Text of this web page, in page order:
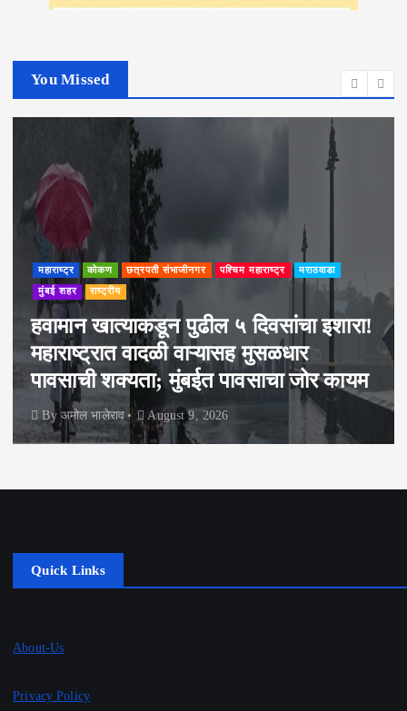
You Missed
महाराष्ट्र कोकण छत्रपती संभाजीनगर पश्चिम महाराष्ट्र मराठवाडा
मुंबई शहर राष्ट्रीय
हवामान खात्याकडून पुढील ५ दिवसांचा इशारा!
महाराष्ट्रात वादळी वाऱ्यासह मुसळधार
पावसाची शक्यता; मुंबईत पावसाचा जोर कायम
Byअमोल भालेराव August 9, 2026
Quick Links
About-Us
Privacy Policy